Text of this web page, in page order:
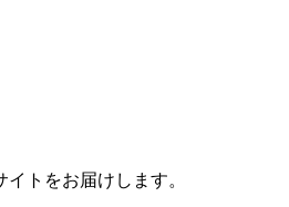
トをお届けします。